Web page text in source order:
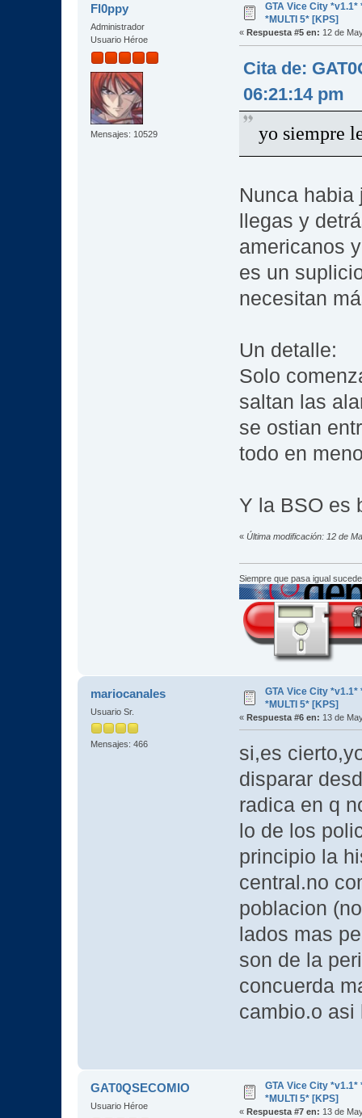
Fl0ppy
Administrador
Usuario Héroe
Mensajes: 10529
GTA Vice City *v1.1*
*MULTI 5* [KPS]
« Respuesta #5 en: 12 de
Cita de:
06:21:14 pm
yo siempre
Nunca habia
llegas y
americanos
es un
necesitan
Un detalle:
Solo
saltan las
se ostian
todo en
Y la BSO es
« Última modificación: 12 de
Siempre que pasa igual
mariocanales
Usuario Sr.
Mensajes: 466
GTA Vice City *v1.1*
*MULTI 5* [KPS]
« Respuesta #6 en: 13 de
si,es
disparar
radica en q
lo de los
principio la
central.no
poblacion
lados mas
son de la
concuerda
cambio.o asi
GAT0QSECOMIO
Usuario Héroe
GTA Vice City *v1.1*
*MULTI 5* [KPS]
« Respuesta #7 en: 13 de